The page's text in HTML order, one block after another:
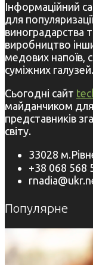
Інформаційний
для
виноградарства
виробництво
медових напоїв,
суміжних галузей.
Сьогодні сайт
майданчиком
представників
світу.
33028
+38 068 568
Популярне